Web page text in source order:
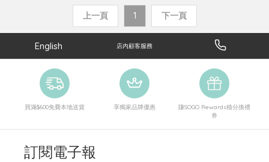
上一頁 1 下一頁
English 店內顧客服務
買滿$600免費本地送貨 享獨家品牌優惠
賺SOGO Rewards積分換禮
券
訂閱電子報